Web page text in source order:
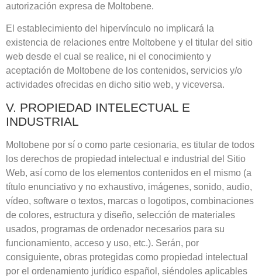
autorización expresa de Moltobene.
El establecimiento del hipervínculo no implicará la
existencia de relaciones entre Moltobene y el titular del sitio
web desde el cual se realice, ni el conocimiento y
aceptación de Moltobene de los contenidos, servicios y/o
actividades ofrecidas en dicho sitio web, y viceversa.
V. PROPIEDAD INTELECTUAL E
INDUSTRIAL
Moltobene por sí o como parte cesionaria, es titular de todos
los derechos de propiedad intelectual e industrial del Sitio
Web, así como de los elementos contenidos en el mismo (a
título enunciativo y no exhaustivo, imágenes, sonido, audio,
vídeo, software o textos, marcas o logotipos, combinaciones
de colores, estructura y diseño, selección de materiales
usados, programas de ordenador necesarios para su
funcionamiento, acceso y uso, etc.). Serán, por
consiguiente, obras protegidas como propiedad intelectual
por el ordenamiento jurídico español, siéndoles aplicables